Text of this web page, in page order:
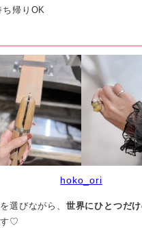
帰りOK
hoko_ori
選びながら、 世界にひとつだ
す♡